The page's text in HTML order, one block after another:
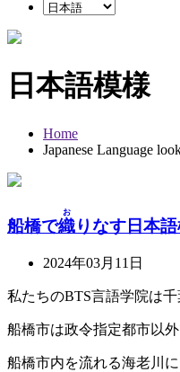
日本語模様
Home
Japanese Language
船橋で織
お
りなす日本語
2024年03月11日
私たちのBTS言語学院は千
船橋市は政令指定都市以
船橋市内を流れる海老川